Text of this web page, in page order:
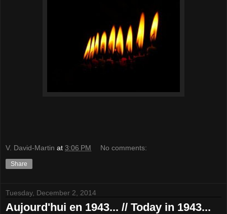
V. David-Martin at 3:06 PM No comments:
Share
Tuesday, December 2, 2014
Aujourd'hui en 1943... // Today in 1943...